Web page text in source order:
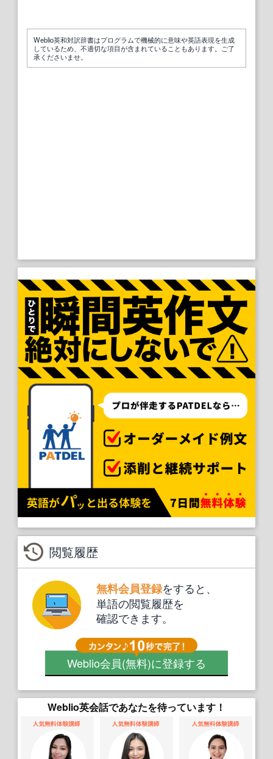
Weblio英和対訳辞書はプログラムで機械的に意味や英語表現を生成
しているため、不適切な項目が含まれていることもあります。ご了
承くださいませ。
閲覧履歴
無料会員登録をすると、
単語の閲覧履歴を
確認できます。
Weblio会員(無料)に登録する
Weblio英会話であなたを待っています！